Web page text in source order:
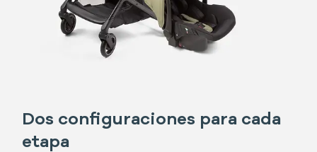
Dos configuraciones para cada
etapa